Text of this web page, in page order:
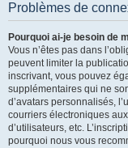
Problèmes de
Pourquoi ai-je besoin de
Vous n’êtes pas dans
peuvent limiter la
inscrivant, vous pouvez
supplémentaires qui ne
d’avatars personnalisés,
courriers électroniques
d’utilisateurs, etc.
pourquoi nous vous